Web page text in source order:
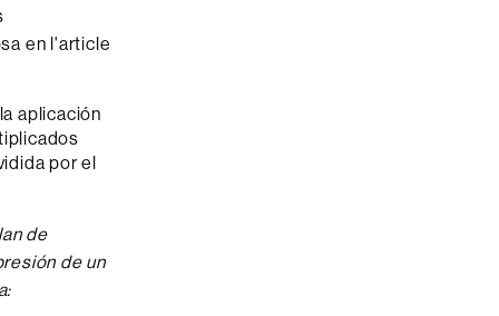
en l'article
aplicación
por el
de
de un